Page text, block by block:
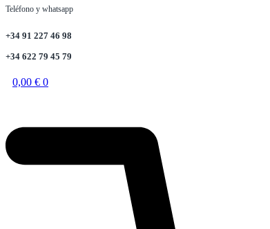
Teléfono y whatsapp
+34 91 227 46 98
+34 622 79 45 79
0,00 € 0